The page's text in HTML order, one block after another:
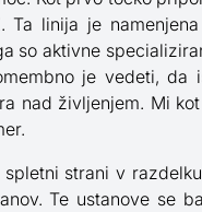
linija je
so aktivne
je vedeti, da
nad življenjem. Mi
strani v
Te ustanove se